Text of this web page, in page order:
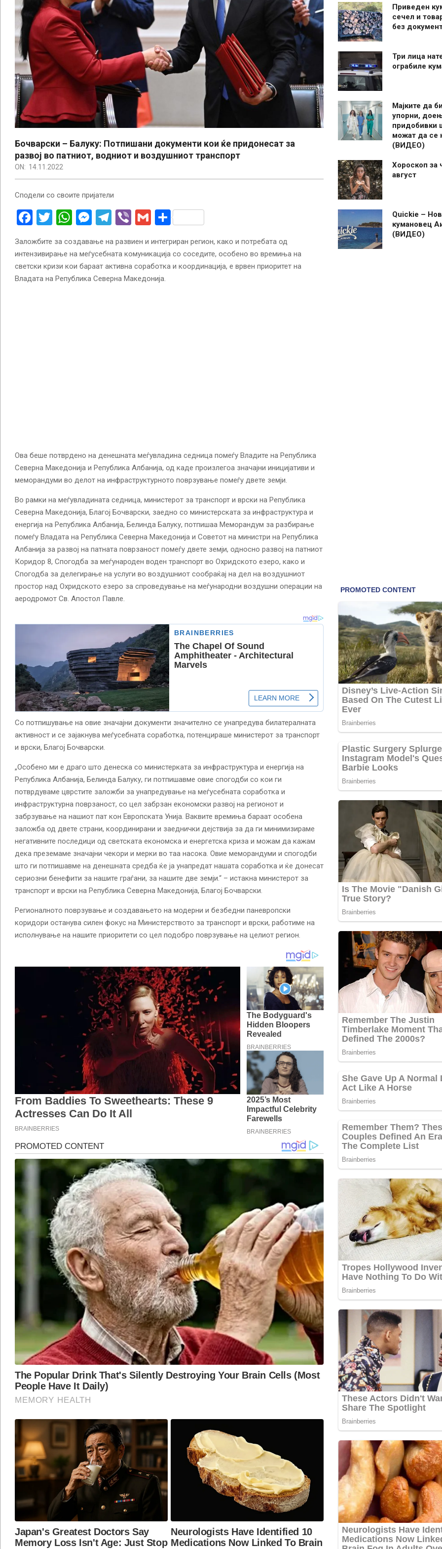
Бочварски – Балуку: Потпишани документи кои ќе придонесат за
развој во патниот, водниот и воздушниот транспорт
ON: 14.11.2022
Сподели со своите пријатели
Facebook
Twitter
WhatsApp
Messenger
Telegram
ViberGmailShare
Заложбите за создавање на развиен и интегриран регион, како и потребата од
интензивирање на меѓусебната комуникација со соседите, особено во времиња на
светски кризи кои бараат активна соработка и координација, е врвен приоритет на
Владата на Република Северна Македонија.
Ова беше потврдено на денешната меѓувладина седница помеѓу Владите на Република
Северна Македонија и Република Албанија, од каде произлегоа значајни иницијативи и
меморандуми во делот на инфраструктурното поврзување помеѓу двете земји.
Во рамки на меѓувладината седница, министерот за транспорт и врски на Република
Северна Македонија, Благој Бочварски, заедно со министерската за инфраструктура и
енергија на Република Албанија, Белинда Балуку, потпишаа Меморандум за разбирање
помеѓу Владата на Република Северна Македонија и Советот на министри на Република
Албанија за развој на патната поврзаност помеѓу двете земји, односно развој на патниот
Коридор 8, Спогодба за меѓународен воден транспорт во Охридското езеро, како и
Спогодба за делегирање на услуги во воздушниот сообраќај на дел на воздушниот
простор над Охридското езеро за спроведување на меѓународни воздушни операции на
аеродромот Св. Апостол Павле.
Со потпишување на овие значајни документи значително се унапредува билатералната
активност и се зајакнува меѓусебната соработка, потенцираше министерот за транспорт
и врски, Благој Бочварски.
„Особено ми е драго што денеска со министерката за инфраструктура и енергија на
Република Албанија, Белинда Балуку, ги потпишавме овие спогодби со кои ги
потврдуваме цврстите заложби за унапредување на меѓусебната соработка и
инфраструктурна поврзаност, со цел забрзан економски развој на регионот и
забрзување на нашиот пат кон Европската Унија. Ваквите времиња бараат особена
заложба од двете страни, координирани и заеднички дејствија за да ги минимизираме
негативните последици од светската економска и енергетска криза и можам да кажам
дека преземаме значајни чекори и мерки во таа насока. Овие меморандуми и спогодби
што ги потпишавме на денешната средба ќе ја унапредат нашата соработка и ќе донесат
сериозни бенефити за нашите граѓани, за нашите две земји.“ – истакна министерот за
транспорт и врски на Република Северна Македонија, Благој Бочварски.
Регионалното поврзување и создавањето на модерни и безбедни паневропски
коридори останува силен фокус на Министерството за транспорт и врски, работиме на
исполнување на нашите приоритети со цел подобро поврзување на целиот регион.
Приведен
сечел и
без
Три лица
ограбиле
Мајките да
упорни,
придобивки
можат да се
(ВИДЕО)
Хороскоп за
август
Quickie –
кумановец
(ВИДЕО)